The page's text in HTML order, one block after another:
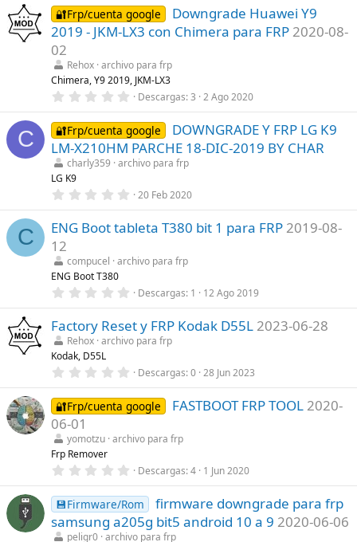
a
(
s
)
0
e
s
e
l
l
a
(
s
)
🔐Frp/cuenta google
Downgrade Huawei Y9
2019 - JKM-LX3 con Chimera para FRP 2020-08-
02
Rehox archivo para frp
Chimera, Y9 2019, JKM-LX3
0
0
0
e
s
t
l
(
Descargas 3 2 Ago 2020
C 🔐Frp/cuenta google
DOWNGRADE Y FRP LG K9
LM-X210HM PARCHE 18-DIC-2019 BY CHAR
charly359
archivo para frp
LG K9
0
0
0
e
t
l
(
s
)
20 Feb 2020
C ENG Boot tableta T380 bit 1 para FRP 2019-08-
12
compucel
archivo para frp
ENG Boot T380
0
0
0
e
s
r
l
l
a
s
)
Descargas 1 12 Ago 2019
Factory Reset y FRP Kodak D55L 2023-06-28
Rehox archivo para frp
Kodak, D55L
0
0
0
e
t
l
a
(
s
)
Descargas 0 28 Jun 2023
🔐Frp/cuenta google FASTBOOT FRP TOOL 2020-
06-01
yomotzu archivo para frp
Frp Remover
0
0
0
e
s
t
Descargas 4 1 Jun 2020
💾Firmware/Rom
firmware downgrade para frp
samsung a205g bit5 android 10 a 9 2020-06-06
peligr0 archivo para frp